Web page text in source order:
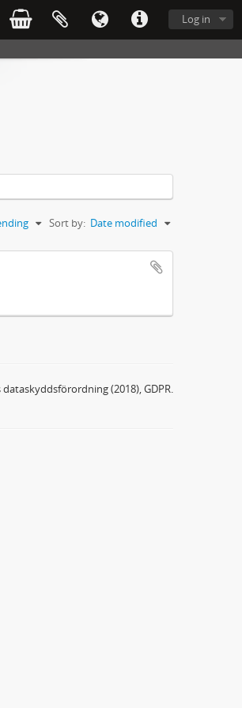
Log in
Sort by: Date modified
(2018), GDPR.